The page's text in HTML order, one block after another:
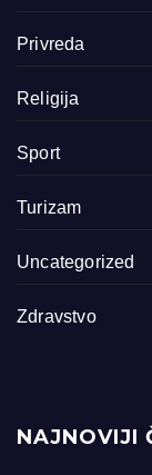
Privreda
Religija
Sport
Turizam
Uncategorized
Zdravstvo
NAJNOVIJI